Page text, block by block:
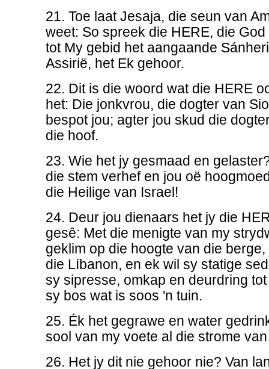
21. Toe laat Jesaja, die seun van
weet: So spreek die HERE, die
tot My gebid het aangaande
Assirië, het Ek gehoor.
22. Dit is die woord wat die HERE
het: Die jonkvrou, die dogter van
bespot jou; agter jou skud die
die hoof.
23. Wie het jy gesmaad en
die stem verhef en jou oë
die Heilige van Israel!
24. Deur jou dienaars het jy die
gesê: Met die menigte van my
geklim op die hoogte van die
die Líbanon, en ek wil sy statige
sy sipresse, omkap en deurdring
sy bos wat is soos 'n tuin.
25. Ék het gegrawe en water
sool van my voete al die strome
26. Het jy dit nie gehoor nie? Van